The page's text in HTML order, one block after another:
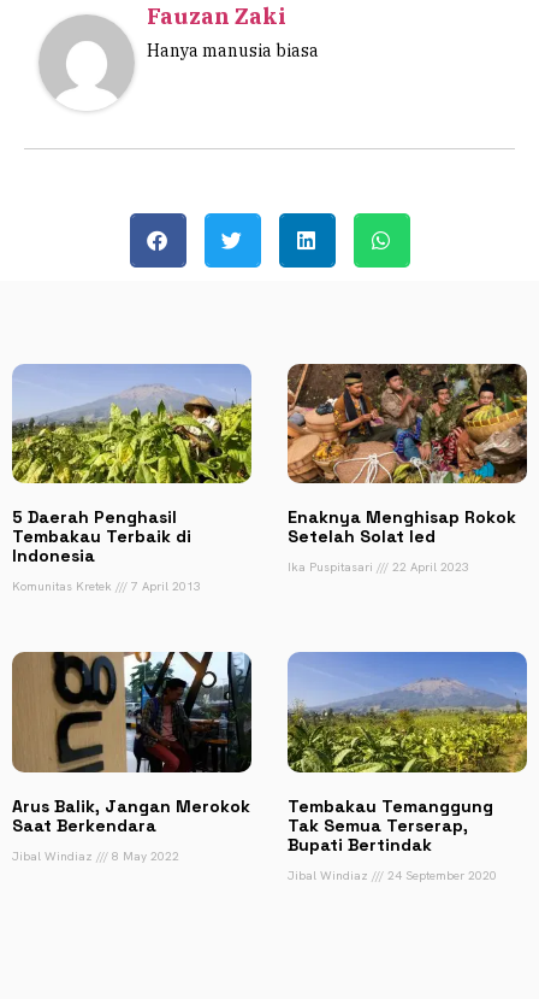
Fauzan Zaki
Hanya manusia biasa
5 Daerah Penghasil
Tembakau Terbaik di
Indonesia
Komunitas Kretek 7 April 2013
Enaknya Menghisap Rokok
Setelah Solat Ied
Ika Puspitasari 22 April 2023
Arus Balik, Jangan Merokok
Saat Berkendara
Jibal Windiaz 8 May 2022
Tembakau Temanggung
Tak Semua Terserap,
Bupati Bertindak
Jibal Windiaz 24 September 2020